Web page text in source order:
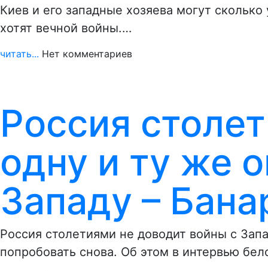
Киев и его западные хозяева могут
хотят вечной войны.…
читать... Нет комментариев
Россия
одну и ту же
Западу –
Россия столетиями не доводит войны с
попробовать снова. Об этом в интервью